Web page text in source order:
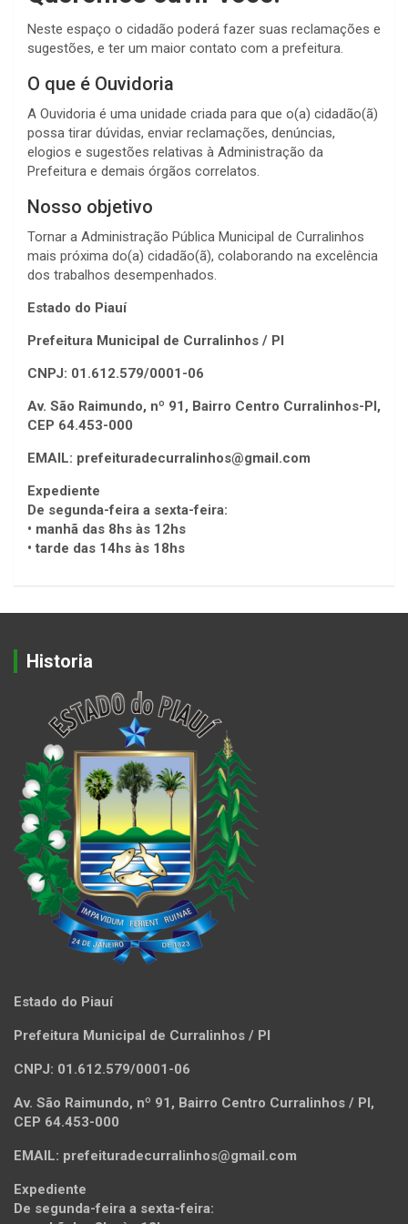
Neste espaço o cidadão poderá fazer suas reclamações e
sugestões, e ter um maior contato com a prefeitura.
O que é Ouvidoria
A Ouvidoria é uma unidade criada para que o(a) cidadão(ã)
possa tirar dúvidas, enviar reclamações, denúncias,
elogios e sugestões relativas à Administração da
Prefeitura e demais órgãos correlatos.
Nosso objetivo
Tornar a Administração Pública Municipal de Curralinhos
mais próxima do(a) cidadão(ã), colaborando na excelência
dos trabalhos desempenhados.
Estado do Piauí
Prefeitura Municipal de Curralinhos / PI
CNPJ: 01.612.579/0001-06
Av. São Raimundo, nº 91, Bairro Centro Curralinhos-PI,
CEP 64.453-000
EMAIL: prefeituradecurralinhos@gmail.com
Expediente
De segunda-feira a sexta-feira:
• manhã das 8hs às 12hs
• tarde das 14hs às 18hs
Historia
Estado do Piauí
Prefeitura Municipal de Curralinhos / PI
CNPJ: 01.612.579/0001-06
Av. São Raimundo, nº 91, Bairro Centro Curralinhos / PI,
CEP 64.453-000
EMAIL: prefeituradecurralinhos@gmail.com
Expediente
De segunda-feira a sexta-feira: